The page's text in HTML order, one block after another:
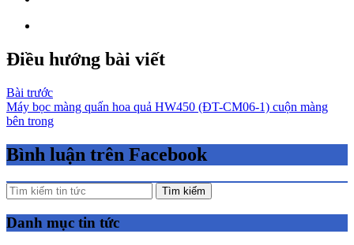
Điều hướng bài viết
Bài trước
Máy bọc màng quấn hoa quả HW450 (ĐT-CM06-1) cuộn màng
bên trong
Bình luận trên Facebook
Tìm kiếm
Danh mục tin tức